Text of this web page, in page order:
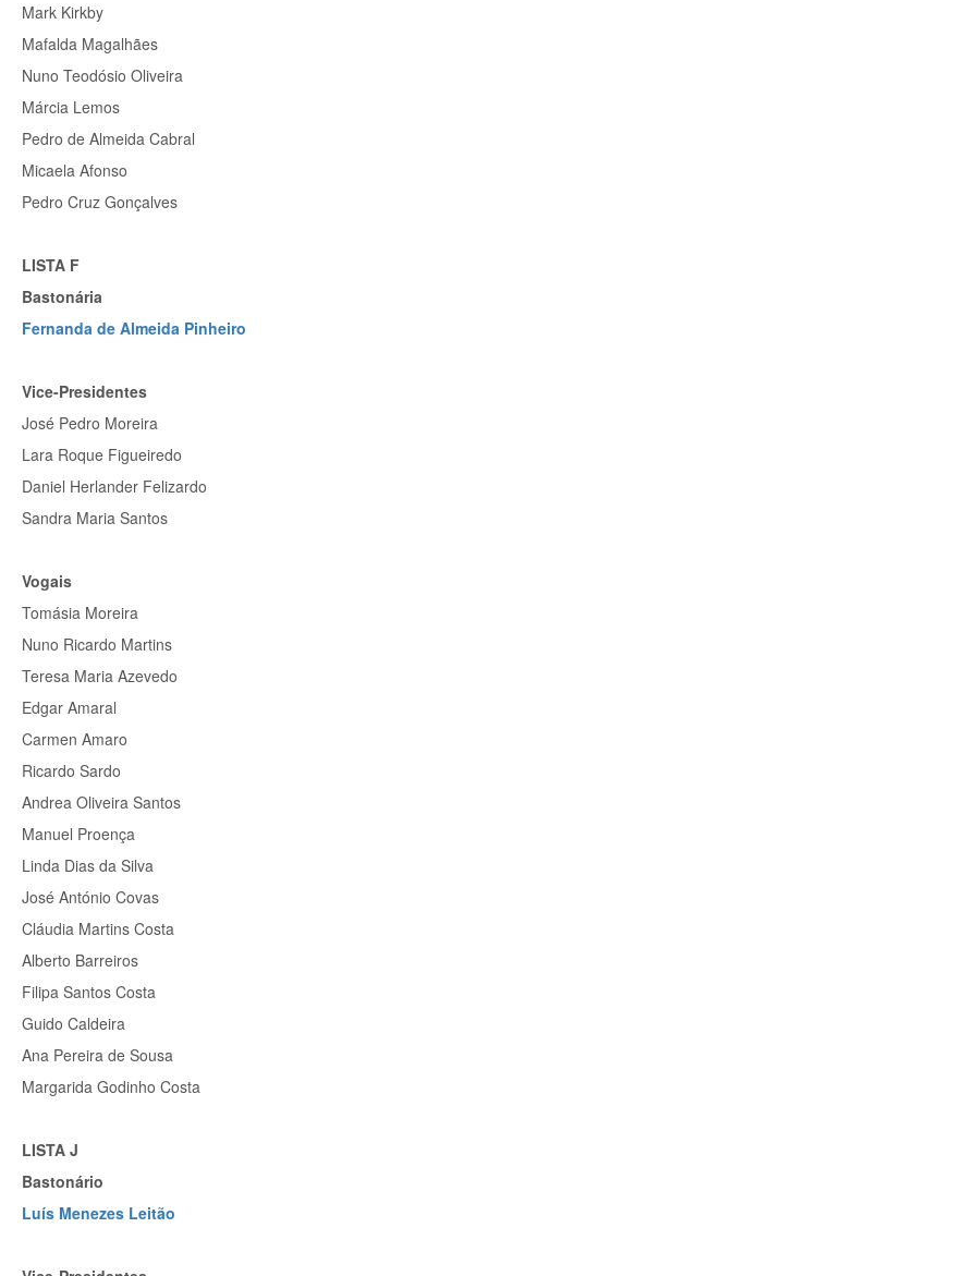
Mark Kirkby
Mafalda Magalhães
Nuno Teodósio Oliveira
Márcia Lemos
Pedro de Almeida Cabral
Micaela Afonso
Pedro Cruz Gonçalves
LISTA F
Bastonária
Fernanda de Almeida Pinheiro
Vice-Presidentes
José Pedro Moreira
Lara Roque Figueiredo
Daniel Herlander Felizardo
Sandra Maria Santos
Vogais
Tomásia Moreira
Nuno Ricardo Martins
Teresa Maria Azevedo
Edgar Amaral
Carmen Amaro
Ricardo Sardo
Andrea Oliveira Santos
Manuel Proença
Linda Dias da Silva
José António Covas
Cláudia Martins Costa
Alberto Barreiros
Filipa Santos Costa
Guido Caldeira
Ana Pereira de Sousa
Margarida Godinho Costa
LISTA J
Bastonário
Luís Menezes Leitão